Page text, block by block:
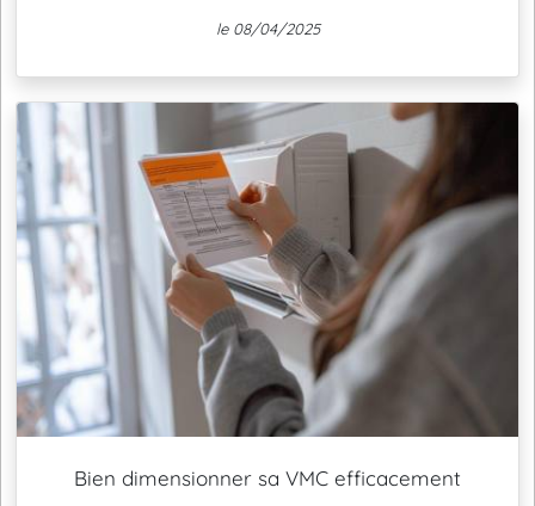
le 08/04/2025
Bien dimensionner sa VMC efficacement